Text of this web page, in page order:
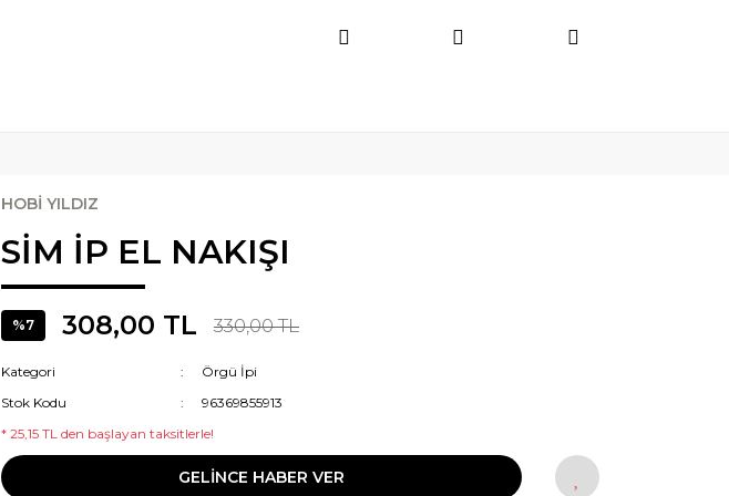
HOBİ YILDIZ
SİM İP EL NAKIŞI
%7 308,00 TL 330,00 TL
Kategori
Örgü İpi
Stok Kodu
96369855913
* 25,15 TL den başlayan taksitlerle!
GELİNCE HABER VER